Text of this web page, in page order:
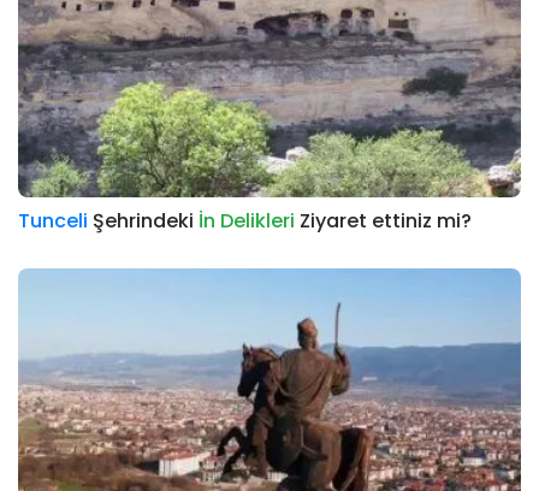
Tunceli Şehrindeki İn Delikleri Ziyaret ettiniz mi?